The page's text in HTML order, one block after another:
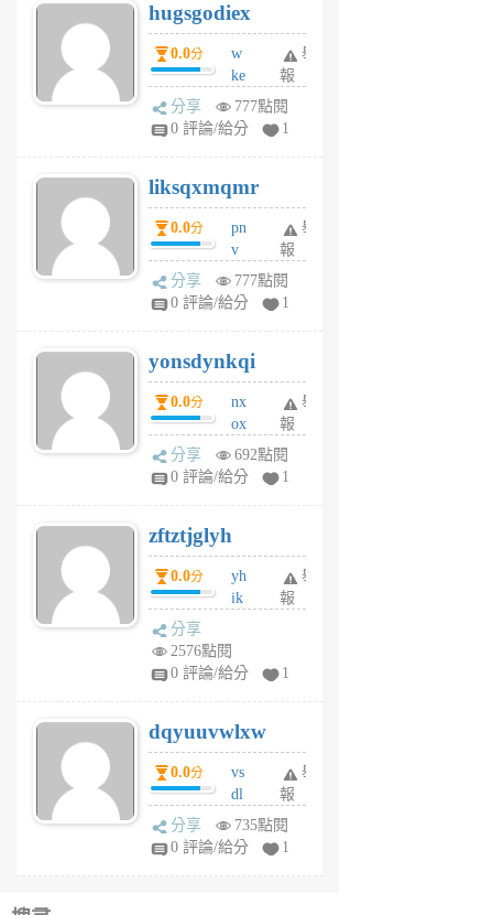
6
個
月
前
hugsgodiex
0.0分
w
ke
rv
pj
6
個
月
前
舉
報
分享
777點閱
0 評論/給分
1
liksqxmqmr
0.0分
pn
v
wt
sv
6
個
月
前
舉
報
分享
777點閱
0 評論/給分
1
yonsdynkqi
0.0分
nx
ox
rh
pe
月
前
舉
報
分享
692點閱
0 評論/給分
1
zftztjglyh
0.0分
yh
ik
tu
6
個
月
前
舉
報
分享
2576點閱
0 評論/給分
1
dqyuuvwlxw
0.0分
vs
dl
sq
fy
舉
報
分享
735點閱
0 評論/給分
1